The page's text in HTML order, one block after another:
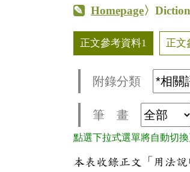
Homepage〉
正文參考資料1 正文
附錄分類
筆 畫
點選下拉式選單將自動切換
本表收錄正文「用法